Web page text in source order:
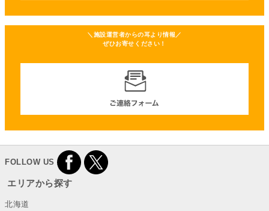
＼施設運営者からの耳より情報／
ぜひお寄せください！
FOLLOW US
エリアから探す
北海道